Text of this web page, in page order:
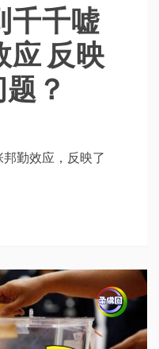
千千嘘
应 反映
？
勤效应，反映了